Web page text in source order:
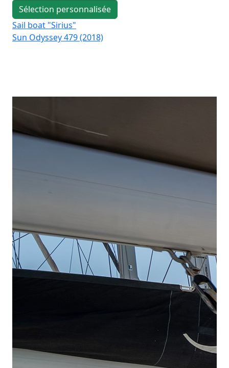
Sélection personnalisée
Sail boat "Sirius"
Sun Odyssey 479 (2018)